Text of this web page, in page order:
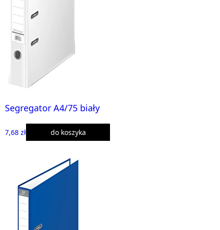
Segregator A4/75 biały
7,68 zł do koszyka